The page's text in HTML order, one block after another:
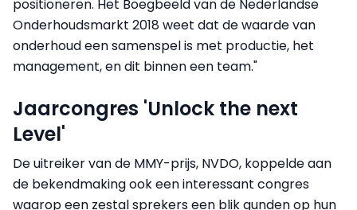
positioneren. Het Boegbeeld van de Nederlandse
Onderhoudsmarkt 2018 weet dat de waarde van
onderhoud een samenspel is met productie, het
management, en dit binnen een team."
Jaarcongres 'Unlock the next
Level'
De uitreiker van de MMY-prijs, NVDO, koppelde aan
de bekendmaking ook een interessant congres
waarop een zestal sprekers een blik gunden op hun